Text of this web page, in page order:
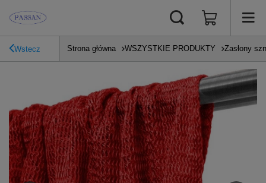
Wstecz Strona główna WSZYSTKIE PRODUKTY Zasłony